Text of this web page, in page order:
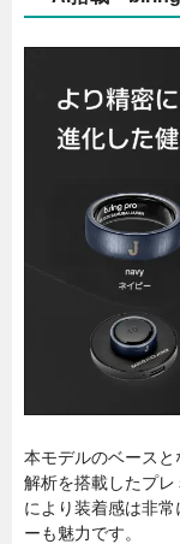
本モデルのベース
解析を搭載したプ
により装着感は非
ーも魅力です。